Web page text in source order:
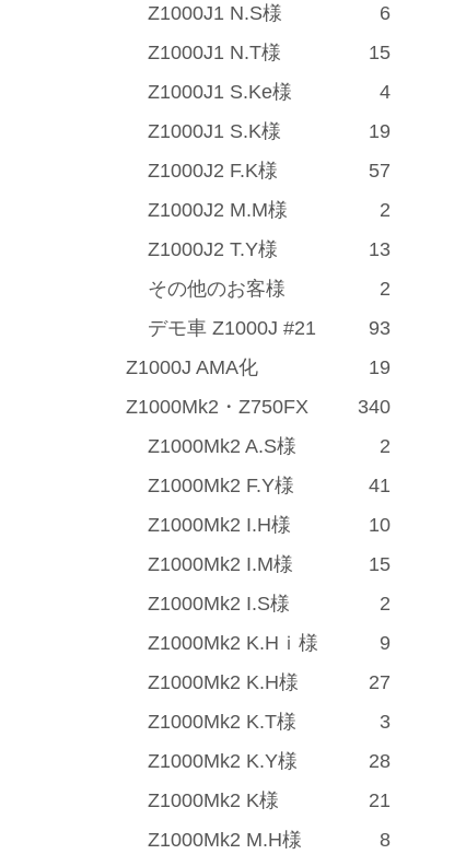
Z1000J1 N.S様
6
Z1000J1 N.T様
15
Z1000J1 S.Ke様
4
Z1000J1 S.K様
19
Z1000J2 F.K様
57
Z1000J2 M.M様
2
Z1000J2 T.Y様
13
その他のお客様
2
デモ車 Z1000J #21
93
Z1000J AMA化
19
Z1000Mk2・Z750FX
340
Z1000Mk2 A.S様
2
Z1000Mk2 F.Y様
41
Z1000Mk2 I.H様
10
Z1000Mk2 I.M様
15
Z1000Mk2 I.S様
2
Z1000Mk2 K.Hｉ様
9
Z1000Mk2 K.H様
27
Z1000Mk2 K.T様
3
Z1000Mk2 K.Y様
28
Z1000Mk2 K様
21
Z1000Mk2 M.H様
8